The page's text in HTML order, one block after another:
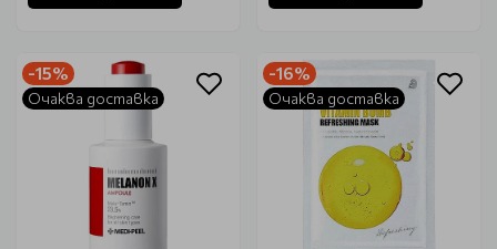
-15%
Очаква доставка
-16%
Очаква доставка